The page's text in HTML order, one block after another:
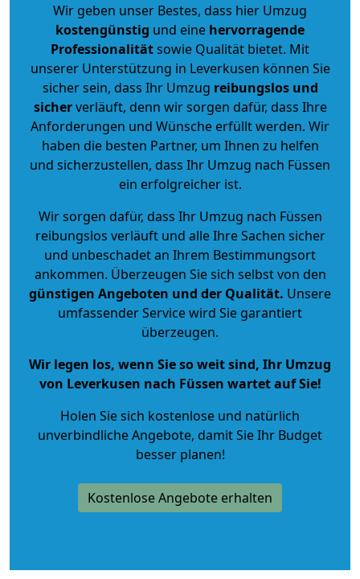
Wir geben unser Bestes, dass hier Umzug
kostengünstig und eine hervorragende
Professionalitätsowie Qualität bietet. Mit
unserer Unterstützung in Leverkusen können Sie
sicher sein, dass Ihr Umzug reibungslos und
sicherverläuft, denn wir sorgen dafür, dass Ihre
Anforderungen und Wünsche erfüllt werden. Wir
haben die besten Partner, um Ihnen zu helfen
und sicherzustellen, dass Ihr Umzug nach Füssen
ein erfolgreicher ist.
Wir sorgen dafür, dass Ihr Umzug nach Füssen
reibungslos verläuft und alle Ihre Sachen sicher
und unbeschadet an Ihrem Bestimmungsort
ankommen. Überzeugen Sie sich selbst von den
günstigen Angeboten und der Qualität. Unsere
umfassender Service wird Sie garantiert
überzeugen.
Wir legen los, wenn Sie so weit sind, Ihr Umzug
von Leverkusen nach Füssen wartet auf Sie!
Holen Sie sich kostenlose und natürlich
unverbindliche Angebote, damit Sie Ihr Budget
besser planen!
Kostenlose Angebote erhalten